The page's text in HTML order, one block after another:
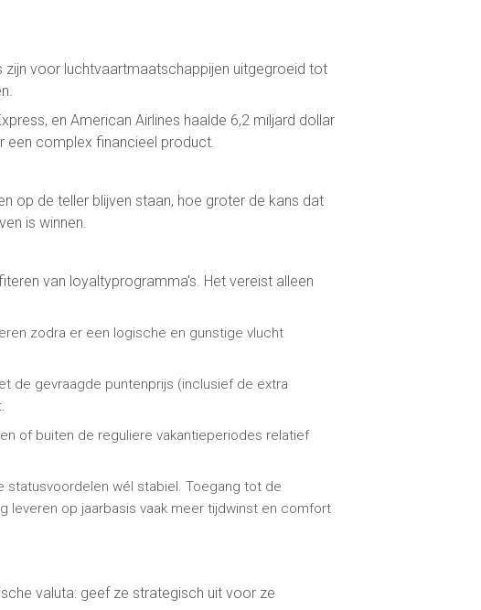
voor luchtvaartmaatschappijen uitgegroeid tot
en American Airlines haalde 6,2 miljard dollar
een complex financieel product.
op de teller blijven staan, hoe groter de kans dat
is winnen.
van loyaltyprogramma's. Het vereist alleen
zodra er een logische en gunstige vlucht
de gevraagde puntenprijs (inclusief de extra
of buiten de reguliere vakantieperiodes relatief
wél stabiel. Toegang tot de
leveren op jaarbasis vaak meer tijdwinst en comfort
valuta: geef ze strategisch uit voor ze